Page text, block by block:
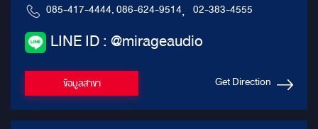
085-417-4444, 086-624-9514, 02-383-4555
LINE ID : @mirageaudio
ข้อมูลสาขา Get Direction